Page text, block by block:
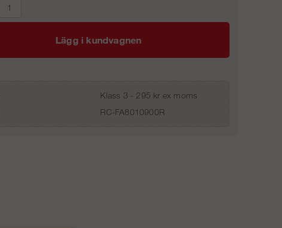
Lägg i kundvagnen
Klass 3 - 295 kr ex moms
RC-FA8010900R